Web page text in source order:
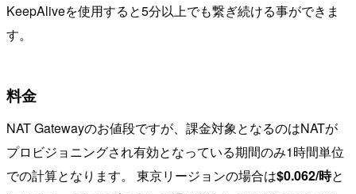
KeepAliveを使用すると5分以上でも繋ぎ続ける事ができま
す。
料金
NAT Gatewayのお値段ですが、課金対象となるのはNATが
プロビジョニングされ有効となっている期間のみ1時間単位
での計算となります。 東京リージョンの場合は$0.062/時と